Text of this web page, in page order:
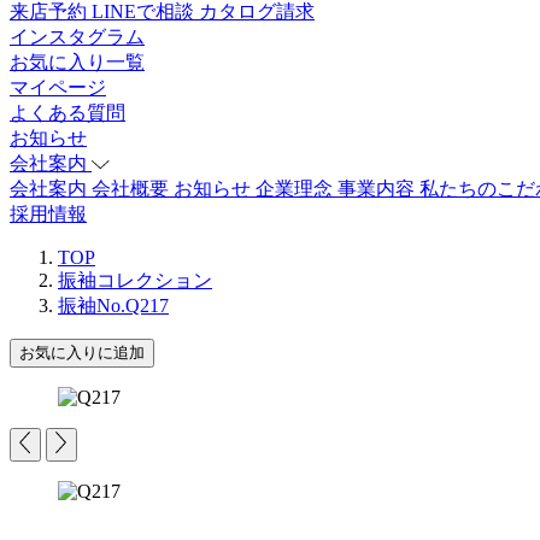
来店予約 LINEで相談 カタログ請求
インスタグラム
お気に入り一覧
マイページ
よくある質問
お知らせ
会社案内
会社案内 会社概要 お知らせ 企業理念 事業内容 私たちのこだ
採用情報
TOP
振袖コレクション
振袖No.Q217
お気に入りに追加